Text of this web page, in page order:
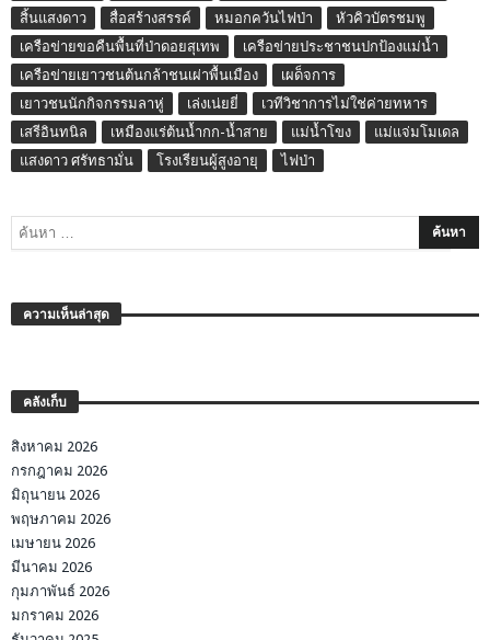
สิ้นแสงดาว
สื่อสร้างสรรค์ หมอกควันไฟป่า
หัวคิวบัตรชมพู
เครือข่ายขอคืนพื้นที่ป่าดอยสุเทพ
เครือข่ายประชาชนปกป้องแม่น้ำ
เครือข่ายเยาวชนต้นกล้าชนเผ่าพื้นเมือง
เผด็จการ
เยาวชนนักกิจกรรมลาหู่
เล่งเน่ยยี่
เวทีวิชาการไม่ใช่ค่ายทหาร
เสรีอินทนิล
เหมืองแร่ต้นน้ำกก-น้ำสาย แม่น้ำโขง
แม่แจ่มโมเดล
แสงดาว ศรัทธามั่น
โรงเรียนผู้สูงอายุ ไฟป่า
ความเห็นล่าสุด
คลังเก็บ
สิงหาคม 2026
กรกฎาคม 2026
มิถุนายน 2026
พฤษภาคม 2026
เมษายน 2026
มีนาคม 2026
กุมภาพันธ์ 2026
มกราคม 2026